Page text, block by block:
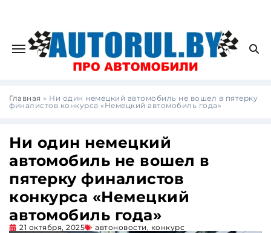
Главная » Ни один немецкий автомобиль не вошел в пятерку
финалистов конкурса «Немецкий автомобиль года»
Ни один немецкий
автомобиль не вошел в
пятерку финалистов
конкурса «Немецкий
автомобиль года»
21 октября, 2025 автоновости, конкурс